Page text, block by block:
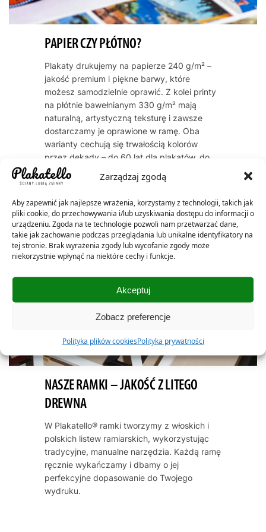
Zarządzaj zgodą
Aby zapewnić jak najlepsze wrażenia, korzystamy z technologii, takich jak
pliki cookie, do przechowywania i/lub uzyskiwania dostępu do informacji o
urządzeniu. Zgoda na te technologie pozwoli nam przetwarzać dane,
takie jak zachowanie podczas przeglądania lub unikalne identyfikatory na
tej stronie. Brak wyrażenia zgody lub wycofanie zgody może
niekorzystnie wpłynąć na niektóre cechy i funkcje.
Akceptuj
Zobacz preferencje
Polityka plików cookiesPolityka prywatności
PAPIER CZY PŁÓTNO?
Plakaty drukujemy na papierze 240 g/m² –
jakość premium i piękne barwy, które
możesz samodzielnie oprawić. Z kolei printy
na płótnie bawełnianym 330 g/m² mają
naturalną, artystyczną teksturę i zawsze
dostarczamy je oprawione w ramę. Oba
warianty cechują się trwałością kolorów
przez dekady – do 60 lat dla plakatów, do
200 lat dla płócien.
NASZE RAMKI – JAKOŚĆ Z LITEGO
DREWNA
W Plakatello® ramki tworzymy z włoskich i
polskich listew ramiarskich, wykorzystując
tradycyjne, manualne narzędzia. Każdą ramę
ręcznie wykańczamy i dbamy o jej
perfekcyjne dopasowanie do Twojego
wydruku.